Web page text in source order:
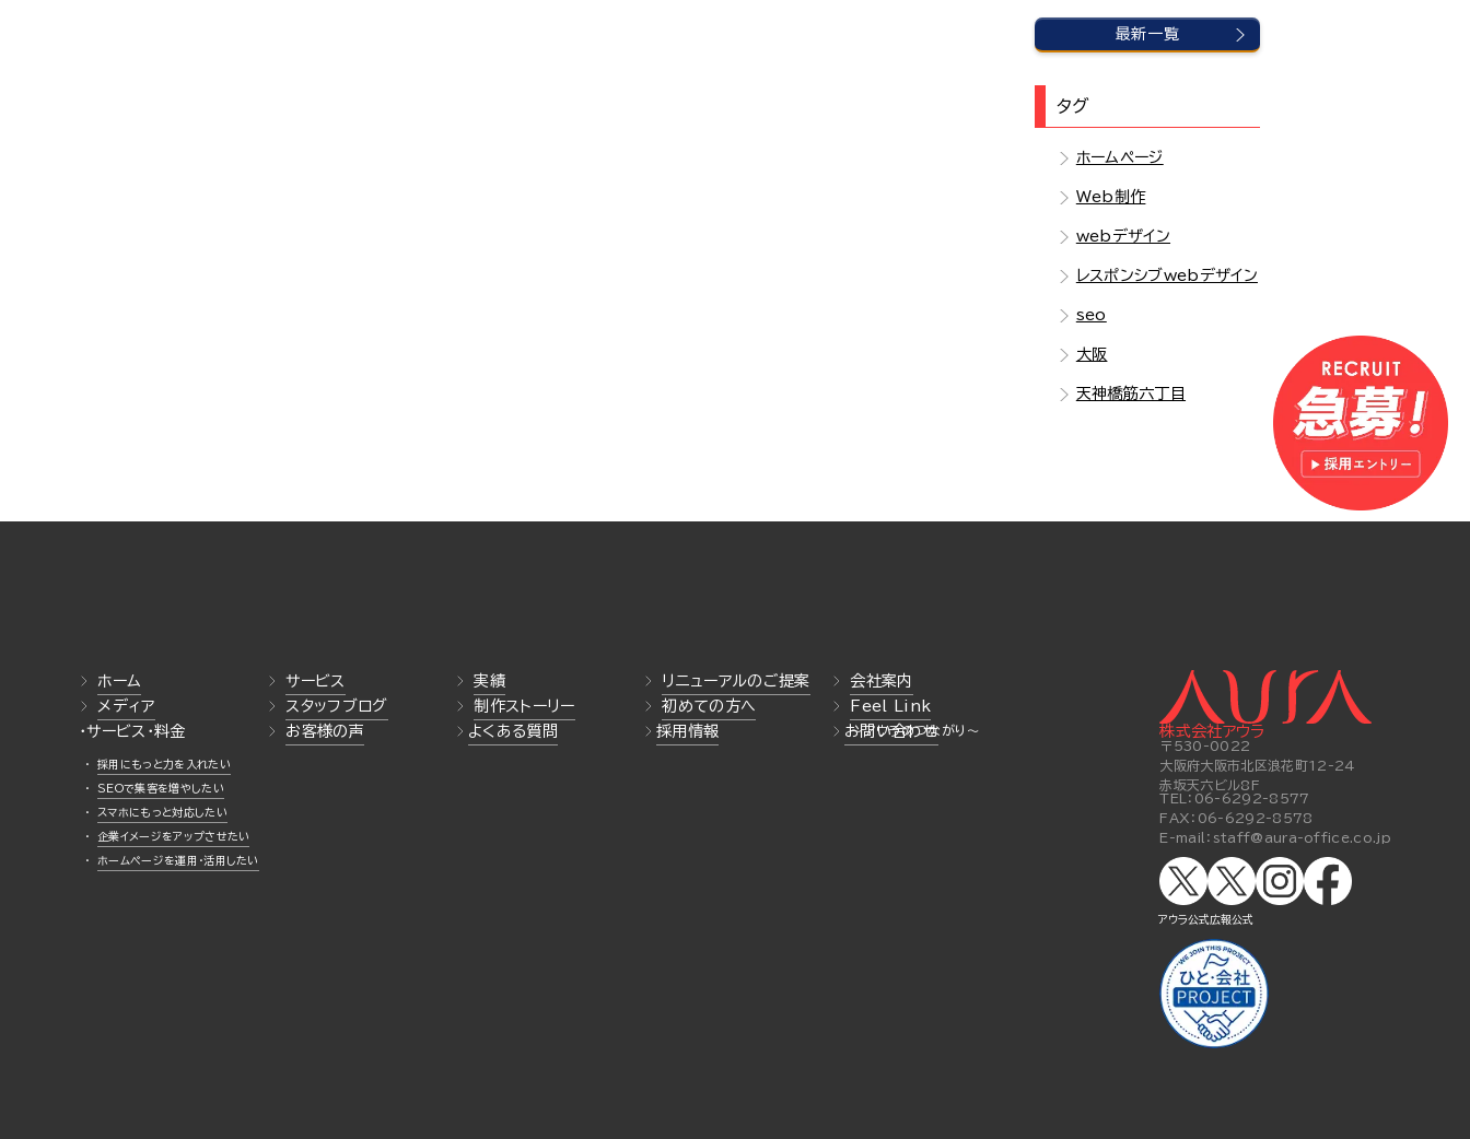
最新一覧
タグ
ホームページ
Web制作
webデザイン
レスポンシブwebデザイン
seo
大阪
天神橋筋六丁目
ホーム サービス 実績 リニューアルのご提案
会社案内
メディア
スタッフブログ 制作ストーリー 初めての方へ
Feel Link
・サービス・料金
採用にもっと力を入れたい
SEOで集客を増やしたい
スマホにもっと対応したい
企業イメージをアップさせたい
ホームページを運用・活用したい
お客様の声 よくある質問 採用情報 お問い合わせ 株式会社アウラ
〒530-0022
大阪府大阪市北区浪花町12-24
赤坂天六ビル8F
TEL： 06-6292-8577
FAX： 06-6292-8578
E-mail： staff@aura-office.co.jp
アウラ公式広報公式